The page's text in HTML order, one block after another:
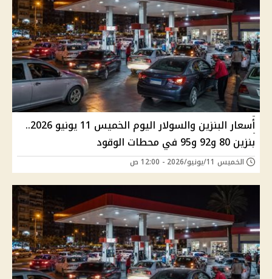
أسعار البنزين والسولار اليوم الخميس 11 يونيو 2026..
بنزين 80 و92 و95 في محطات الوقود
الخميس 11/يونيو/2026 - 12:00 ص